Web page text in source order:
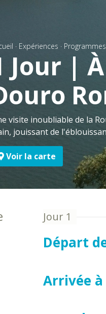
· Expériences ·
Jour |
visite inoubliable de la
jouissant de
Voir la carte
Départ
Arrivée